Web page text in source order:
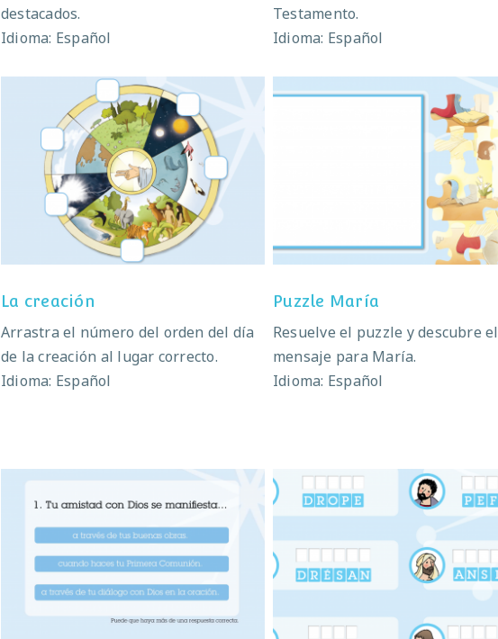
destacados.
Idioma: Español
Testamento.
Idioma: Español
La creación
La creación
Arrastra el número del orden del día
de la creación al lugar correcto.
Idioma: Español
Puzzle María
Puzzle María
Resuelve el puzzle y descubre el
mensaje para María.
Idioma: Español
Repaso 3 Apóstoles de Jesús